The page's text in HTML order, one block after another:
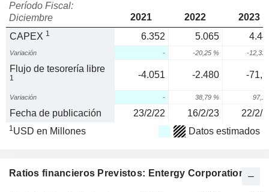
Período Fiscal:
Diciembre
2021 2022
2023
CAPEX 1 6.352 5.065
Variación - -20,25 % -12,33
Flujo de tesorería libre
1 -4.051 -2.480 -
Variación - 38,79 % 97,1
Fecha de publicación 23/2/22 16/2/23 22/2/
1USD en Millones Datos estimados
Ratios financieros Previstos: Entergy Corporation